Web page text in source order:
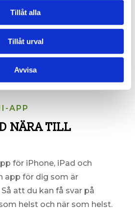
Tillåt alla
Tillåt urval
Avvisa
APP
NÄRA TILL
för iPhone, iPad och
app för dig som är
att du kan få svar på
helst och när som helst.